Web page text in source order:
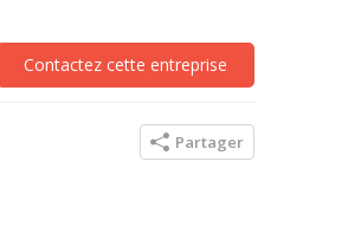
Contactez cette entreprise
Partager